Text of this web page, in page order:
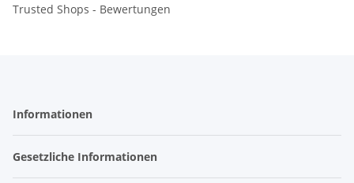
Trusted Shops - Bewertungen
Informationen
Gesetzliche Informationen